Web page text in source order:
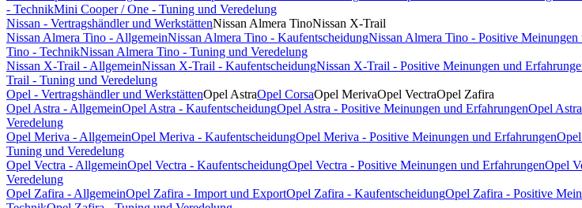
- TechnikMini Cooper / One - Tuning und Veredelung
Nissan - Vertragshändler und WerkstättenNissan Almera TinoNissan X-Trail
Nissan Almera Tino - AllgemeinNissan Almera Tino - KaufentscheidungNissan Almera Tino - Positive Meinungen
Tino - TechnikNissan Almera Tino - Tuning und Veredelung
Nissan X-Trail - AllgemeinNissan X-Trail - KaufentscheidungNissan X-Trail - Positive Meinungen und
Trail - Tuning und Veredelung
Opel - Vertragshändler und WerkstättenOpel AstraOpel CorsaOpel MerivaOpel VectraOpel Zafira
Opel Astra - AllgemeinOpel Astra - KaufentscheidungOpel Astra - Positive Meinungen und ErfahrungenOpel
Veredelung
Opel Meriva - AllgemeinOpel Meriva - KaufentscheidungOpel Meriva - Positive Meinungen und Erfahrungen
Tuning und Veredelung
Opel Vectra - AllgemeinOpel Vectra - KaufentscheidungOpel Vectra - Positive Meinungen und ErfahrungenOpel
Veredelung
Opel Zafira - AllgemeinOpel Zafira - Import und ExportOpel Zafira - KaufentscheidungOpel Zafira - Positive